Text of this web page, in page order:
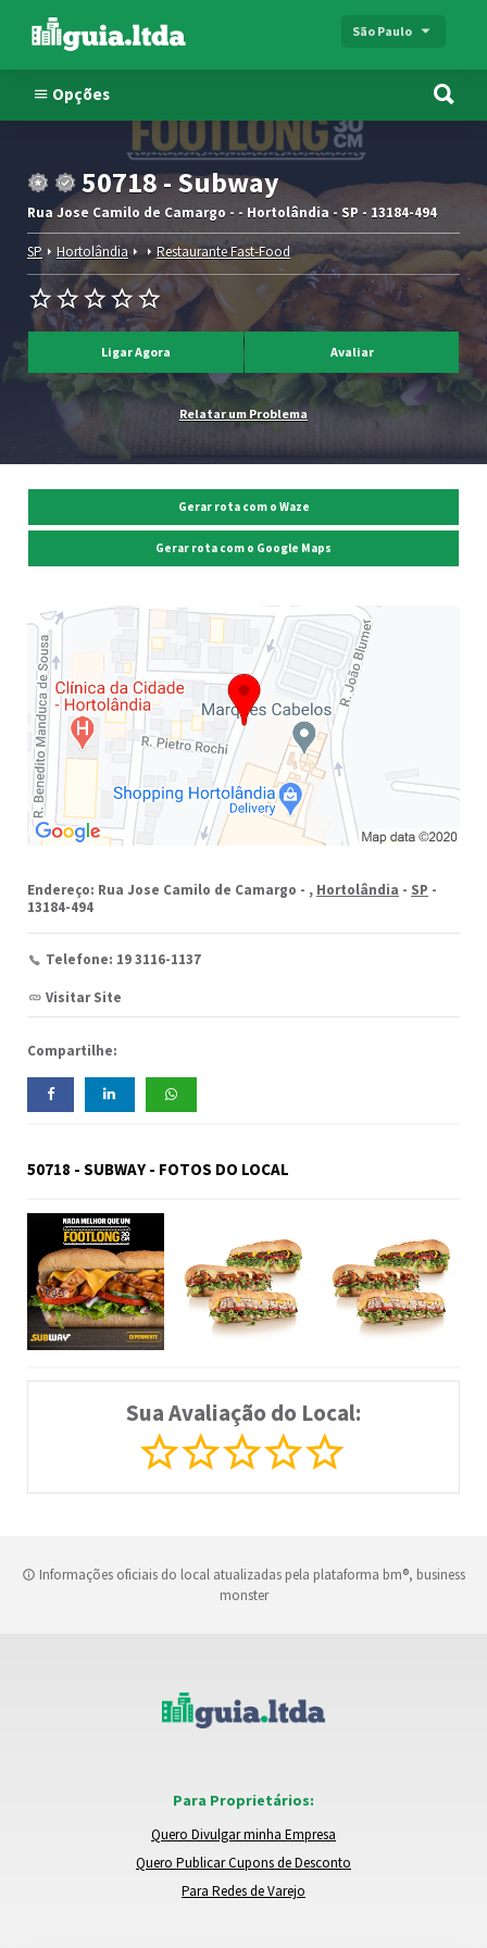
São Paulo
Opções
50718 - Subway
Rua Jose Camilo de Camargo - - Hortolândia - SP - 13184-494
SP Hortolândia Restaurante Fast-Food
Ligar Agora Avaliar
Relatar um Problema
Endereço: Rua Jose Camilo de Camargo - , Hortolândia - SP -
13184-494
Telefone: 19 3116-1137
Visitar Site
Compartilhe:
50718 - SUBWAY - FOTOS DO LOCAL
Sua Avaliação do Local:
Gerar rota com o Waze
Gerar rota com o Google Maps
Informações oficiais do local atualizadas pela plataforma bm®, business
monster
Para Proprietários:
Quero Divulgar minha Empresa
Quero Publicar Cupons de Desconto
Para Redes de Varejo